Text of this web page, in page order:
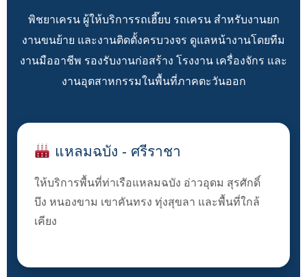
พิชยาเครน ผู้ให้บริการรถเฮี๊ยบ รถเครน สำหรับงานยก
งานขนย้าย และงานติดตั้งครบวงจร ดูแลหน้างานโดยทีม
งานมืออาชีพ รองรับงานก่อสร้าง โรงงาน เครื่องจักร และ
งานอุตสาหกรรมในพื้นที่ภาคตะวันออก
แหลมฉบัง - ศรีราชา
ให้บริการพื้นที่ท่าเรือแหลมฉบัง อ่าวอุดม สุรศักดิ์
บึง หนองขาม เขาคันทรง ทุ่งสุขลา และพื้นที่ใกล้
เคียง